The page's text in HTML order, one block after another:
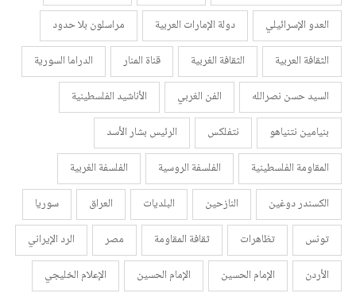
العدو الإسرائيلي
دولة الإمارات العربية
مراسلون بلا حدود
الثقافة العربية
الثقافة الغربية قناة المنار
الدراما السورية
السيد حسن نصرالله
الفن الغربي
الأناشيد الفلسطينية
بنيامين نتنياهو
نتفلكس
الرئيس بشار الأسد
المقاومة الفلسطينية
الفلسفة الروسية
الفلسفة الغربية
الكسندر دوغين
النازحين البلديات العراق
سوريا
تونس
تظاهرات ثقافة المقاومة مصر
الرد الإيراني
الأردن
الإمام الحسين الإمام الحسين
الإعلام الخليجي